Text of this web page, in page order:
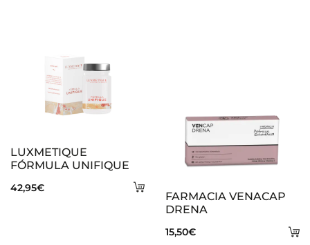
Añadir
carrito
LUXMETIQUE
FÓRMULA UNIFIQUE
42,95€
FARMACIA VENACAP
DRENA
15,50€